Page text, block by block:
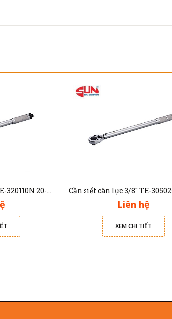
Cần siết cân lực 3/8" TE-320110N 20-110Nm
Liên hệ
XEM CHI TIẾT